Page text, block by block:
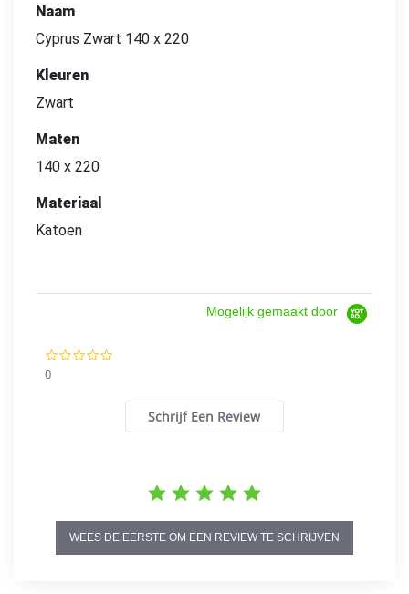
Naam
Cyprus Zwart 140 x 220
Kleuren
Zwart
Maten
140 x 220
Materiaal
Katoen
Mogelijk gemaakt door
0
Schrijf Een Review
WEES DE EERSTE OM EEN REVIEW TE SCHRIJVEN